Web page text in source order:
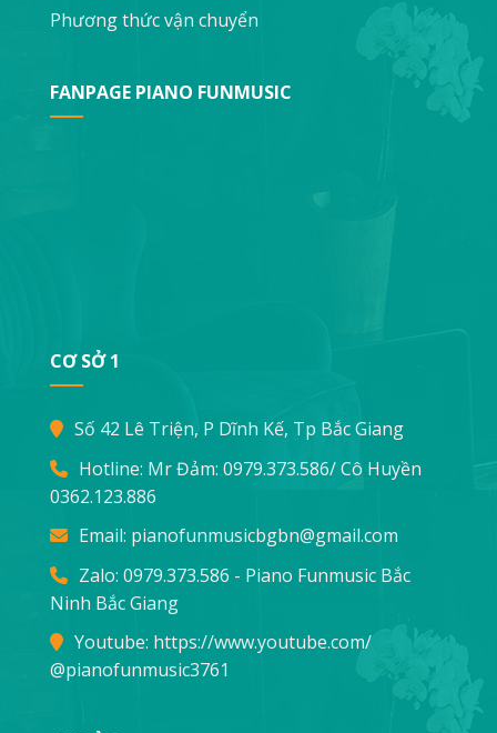
Phương thức vận chuyển
FANPAGE PIANO FUNMUSIC
CƠ SỞ 1
Số 42 Lê Triện, P Dĩnh Kế, Tp Bắc Giang
Hotline: Mr Đảm: 0979.373.586/ Cô Huyền
0362.123.886
Email: pianofunmusicbgbn@gmail.com
Zalo: 0979.373.586 - Piano Funmusic Bắc
Ninh Bắc Giang
Youtube: https://www.youtube.com/
@pianofunmusic3761